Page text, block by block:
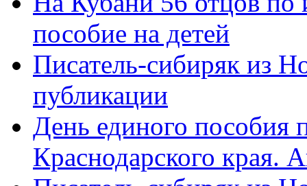
пособие на детей
Писатель-сибиряк из
публикации
День единого пособия
Краснодарского края.